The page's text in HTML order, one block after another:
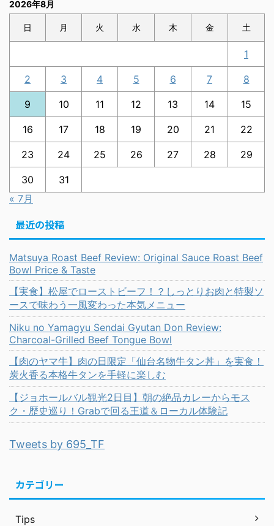
2026年8月
日 月 火 水 木 金 土
1
2 3 4 5 6 7 8
9 10 11 12 13 14 15
16 17 18 19 20 21 22
23 24 25 26 27 28 29
30
31
« 7月
最近の投稿
Matsuya Roast Beef Review: Original Sauce Roast Beef
Bowl Price & Taste
【実食】松屋でローストビーフ！？しっとりお肉と特製ソ
ースで味わう一風変わった本気メニュー
Niku no Yamagyu Sendai Gyutan Don Review:
Charcoal-Grilled Beef Tongue Bowl
【肉のヤマ牛】肉の日限定「仙台名物牛タン丼」を実食！
炭火香る本格牛タンを手軽に楽しむ
【ジョホールバル観光2日目】朝の絶品カレーからモス
ク・歴史巡り！Grabで回る王道＆ローカル体験記
Tweets by 695_TF
カテゴリー
Tips